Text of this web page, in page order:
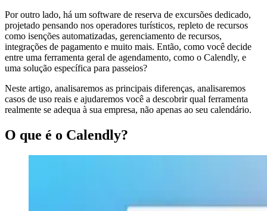
Por outro lado, há um software de reserva de excursões dedicado,
projetado pensando nos operadores turísticos, repleto de recursos
como isenções automatizadas, gerenciamento de recursos,
integrações de pagamento e muito mais. Então, como você decide
entre uma ferramenta geral de agendamento, como o Calendly, e
uma solução específica para passeios?
Neste artigo, analisaremos as principais diferenças, analisaremos
casos de uso reais e ajudaremos você a descobrir qual ferramenta
realmente se adequa à sua empresa, não apenas ao seu calendário.
O que é o Calendly?